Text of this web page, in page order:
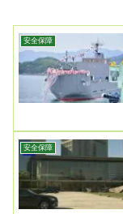
安全保障
安全保障